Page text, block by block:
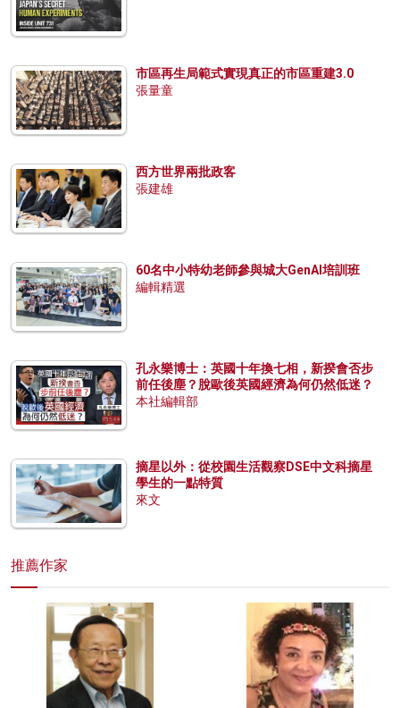
市區再生局範式實現真正的市區重建3.0
張量童
西方世界兩批政客
張建雄
60名中小特幼老師參與城大GenAI培訓班
編輯精選
孔永樂博士：英國十年換七相，新揆會否步
前任後塵？脫歐後英國經濟為何仍然低迷？
本社編輯部
摘星以外：從校園生活觀察DSE中文科摘星
學生的一點特質
來文
推薦作家